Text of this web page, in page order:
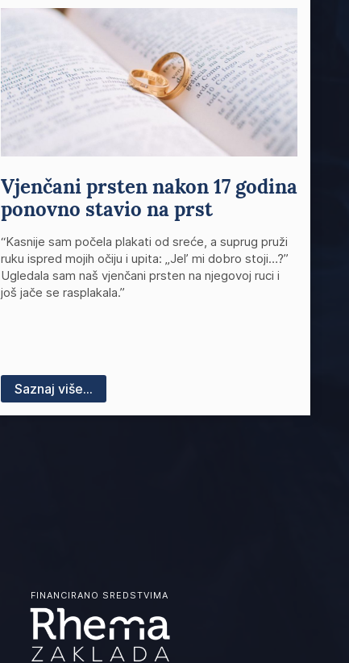
Vjenčani prsten nakon 17 godina
ponovno stavio na prst
“Kasnije sam počela plakati od sreće, a suprug pruži
ruku ispred mojih očiju i upita: „Jel’ mi dobro stoji…?”
Ugledala sam naš vjenčani prsten na njegovoj ruci i
još jače se rasplakala.”
Saznaj više...
FINANCIRANO SREDSTVIMA